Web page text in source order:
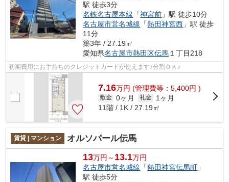
駅 徒歩3分
名鉄名古屋本線 「神宮前 」駅 徒歩10分
名古屋市営名城線 「熱田神宮西 」駅 徒歩
11分
築3年 / 27.19㎡
愛知県名古屋市熱田区伝馬１丁目218
初期費用にお手持ちのクレジットカードが使えます♪分割ＯＫ♪
7.16万円 (管理費等：5,400円 )
敷金 0ヶ月 礼金
1ヶ月
11階 / 1K / 27.19㎡
賃貸 | マンション オルソパール伝馬
13万円～ 13.1万円
名古屋市営名城線 「熱田神宮伝馬町 」
駅 徒歩5分